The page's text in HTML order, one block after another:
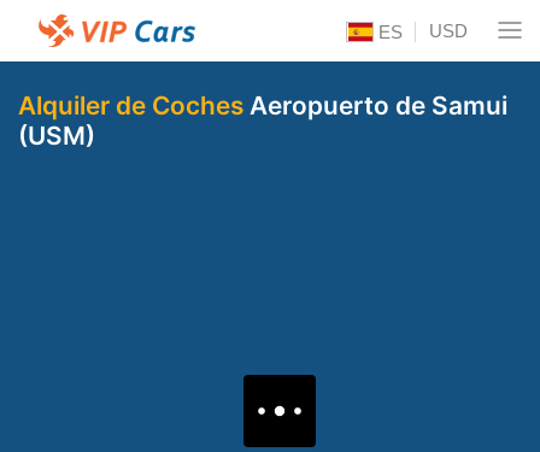
ES USD
Alquiler de Coches Aeropuerto de Samui
(USM)